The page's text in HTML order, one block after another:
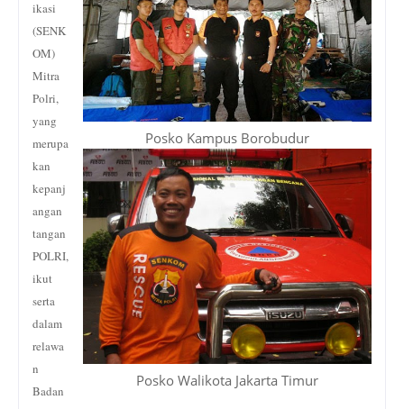
Posko Kampus Borobudur
Posko Walikota Jakarta Timur
ikasi
(SENK
OM)
Mitra
Polri,
yang
merupa
kan
kepanj
angan
tangan
POLRI,
ikut
serta
dalam
relawa
n
Badan